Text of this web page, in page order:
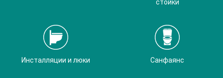
стойки
Инсталляции и люки Санфаянс